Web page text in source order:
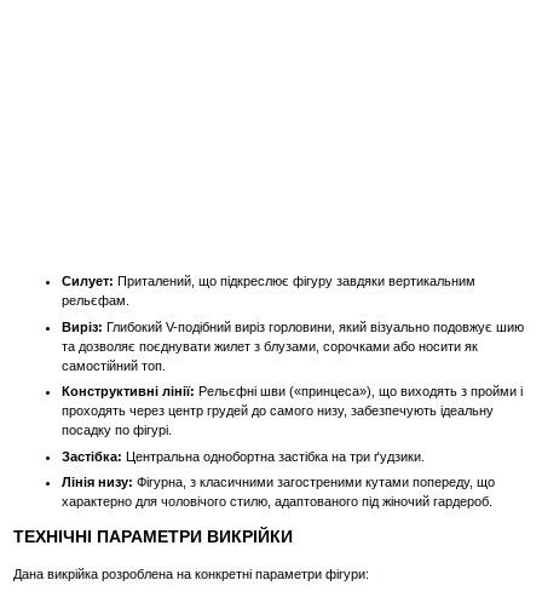
Силует: Приталений, що підкреслює фігуру завдяки вертикальним
рельєфам.
Виріз: Глибокий V-подібний виріз горловини, який візуально подовжує шию
та дозволяє поєднувати жилет з блузами, сорочками або носити як
самостійний топ.
Конструктивні лінії: Рельєфні шви («принцеса»), що виходять з пройми і
проходять через центр грудей до самого низу, забезпечують ідеальну
посадку по фігурі.
Застібка: Центральна однобортна застібка на три ґудзики.
Лінія низу: Фігурна, з класичними загостреними кутами попереду, що
характерно для чоловічого стилю, адаптованого під жіночий гардероб.
ТЕХНІЧНІ ПАРАМЕТРИ ВИКРІЙКИ
Дана викрійка розроблена на конкретні параметри фігури: